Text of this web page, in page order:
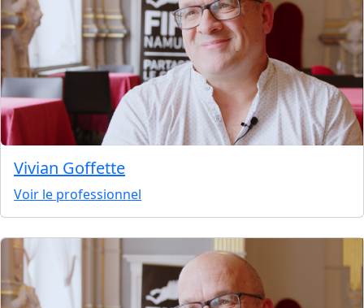
Vivian Goffette
Voir le professionnel